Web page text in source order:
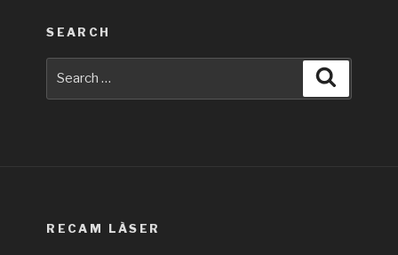
SEARCH
RECAM LÀSER